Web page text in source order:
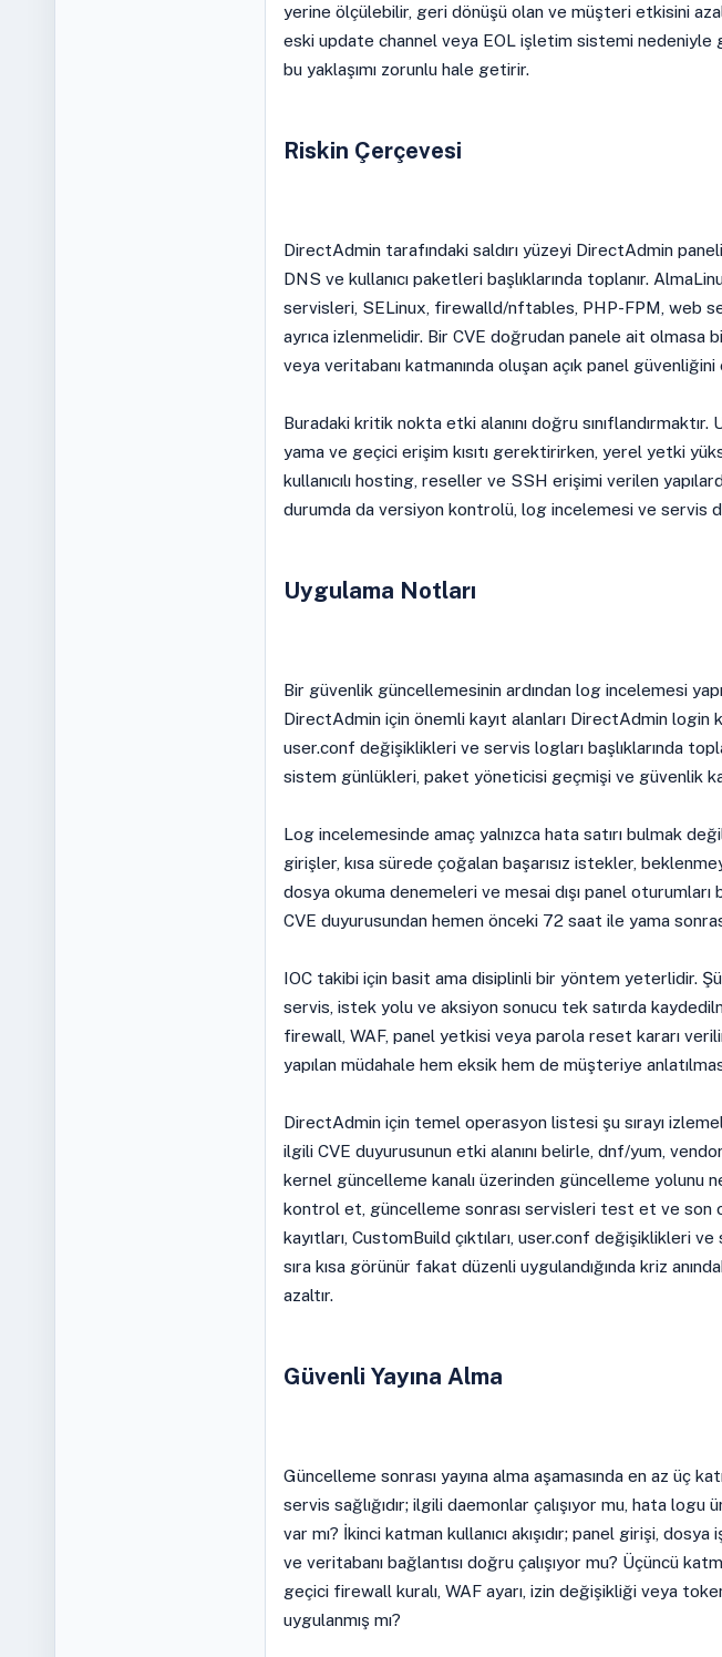
yerine ölçülebilir, geri dönüşü olan ve müşteri etkisini
eski update channel veya EOL işletim sistemi nedeniyle
bu yaklaşımı zorunlu hale getirir.
Riskin Çerçevesi
DirectAdmin tarafındaki saldırı yüzeyi DirectAdmin
DNS ve kullanıcı paketleri başlıklarında toplanır.
servisleri, SELinux, firewalld/nftables, PHP-FPM, web
ayrıca izlenmelidir. Bir CVE doğrudan panele ait olmasa
veya veritabanı katmanında oluşan açık panel
Buradaki kritik nokta etki alanını doğru
yama ve geçici erişim kısıtı gerektirirken, yerel yetki
kullanıcılı hosting, reseller ve SSH erişimi verilen
durumda da versiyon kontrolü, log incelemesi ve servis
Uygulama Notları
Bir güvenlik güncellemesinin ardından log incelemesi
DirectAdmin için önemli kayıt alanları DirectAdmin login
user.conf değişiklikleri ve servis logları başlıklarında
sistem günlükleri, paket yöneticisi geçmişi ve güvenlik
Log incelemesinde amaç yalnızca hata satırı bulmak
girişler, kısa sürede çoğalan başarısız istekler,
dosya okuma denemeleri ve mesai dışı panel oturumları
CVE duyurusundan hemen önceki 72 saat ile yama
IOC takibi için basit ama disiplinli bir yöntem yeterlidir.
servis, istek yolu ve aksiyon sonucu tek satırda
firewall, WAF, panel yetkisi veya parola reset kararı
yapılan müdahale hem eksik hem de müşteriye
DirectAdmin için temel operasyon listesi şu sırayı
ilgili CVE duyurusunun etki alanını belirle, dnf/yum,
kernel güncelleme kanalı üzerinden güncelleme yolunu
kontrol et, güncelleme sonrası servisleri test et ve son
kayıtları, CustomBuild çıktıları, user.conf değişiklikleri ve
sıra kısa görünür fakat düzenli uygulandığında kriz
azaltır.
Güvenli Yayına Alma
Güncelleme sonrası yayına alma aşamasında en az üç
servis sağlığıdır; ilgili daemonlar çalışıyor mu, hata
var mı? İkinci katman kullanıcı akışıdır; panel girişi,
ve veritabanı bağlantısı doğru çalışıyor mu? Üçüncü
geçici firewall kuralı, WAF ayarı, izin değişikliği veya
uygulanmış mı?